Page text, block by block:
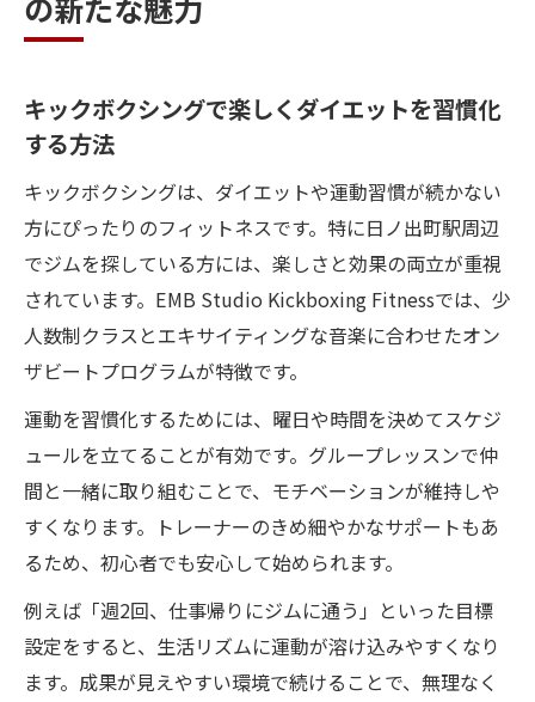
キックボクシングで楽しくダイエットを習慣化
する方法
キックボクシングは、ダイエットや運動習慣が続かない
方にぴったりのフィットネスです。特に日ノ出町駅周辺
でジムを探している方には、楽しさと効果の両立が重視
されています。EMB Studio Kickboxing Fitnessでは、少
人数制クラスとエキサイティングな音楽に合わせたオン
ザビートプログラムが特徴です。
運動を習慣化するためには、曜日や時間を決めてスケジ
ュールを立てることが有効です。グループレッスンで仲
間と一緒に取り組むことで、モチベーションが維持しや
すくなります。トレーナーのきめ細やかなサポートもあ
るため、初心者でも安心して始められます。
例えば「週2回、仕事帰りにジムに通う」といった目標
設定をすると、生活リズムに運動が溶け込みやすくなり
ます。成果が見えやすい環境で続けることで、無理なく